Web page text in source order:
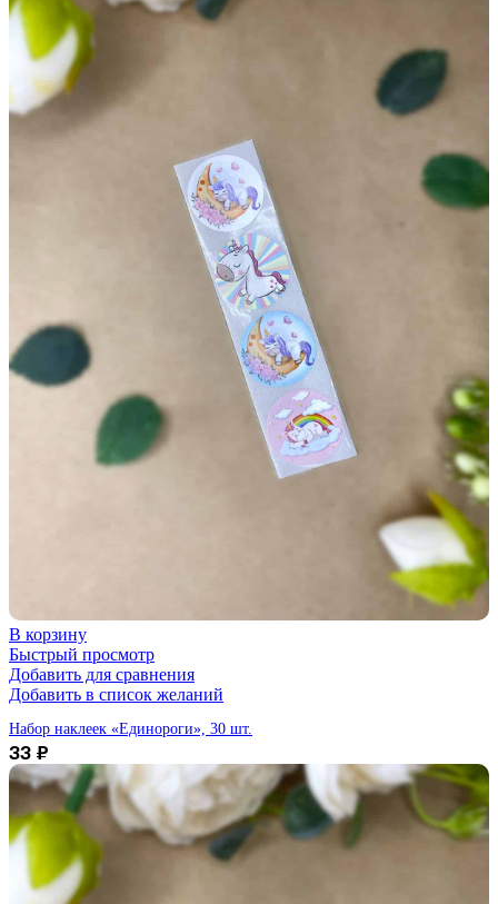
В корзину
Быстрый просмотр
Добавить для сравнения
Добавить в список желаний
Набор наклеек «Единороги», 30 шт.
33 ₽